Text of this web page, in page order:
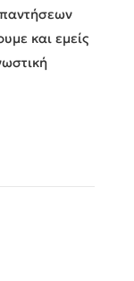
και εμείς